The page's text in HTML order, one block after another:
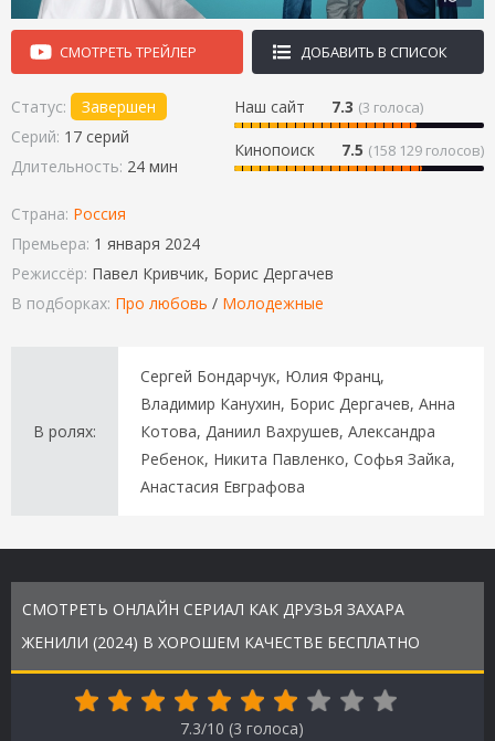
СМОТРЕТЬ ТРЕЙЛЕР ДОБАВИТЬ В СПИСОК
Наш сайт 7.3 (3 голоса)
Кинопоиск 7.5 (158 129 голосов)
Статус:
Завершен
Серий: 17 серий
Длительность: 24 мин
Страна: Россия
Премьера: 1 января 2024
Режиссёр: Павел Кривчик, Борис Дергачев
В подборках: Про любовь / Молодежные
В ролях:
Сергей Бондарчук, Юлия Франц,
Владимир Канухин, Борис Дергачев, Анна
Котова, Даниил Вахрушев, Александра
Ребенок, Никита Павленко, Софья Зайка,
Анастасия Евграфова
СМОТРЕТЬ ОНЛАЙН СЕРИАЛ КАК ДРУЗЬЯ ЗАХАРА
ЖЕНИЛИ (2024) В ХОРОШЕМ КАЧЕСТВЕ БЕСПЛАТНО
7.3/10 (3 голоса)